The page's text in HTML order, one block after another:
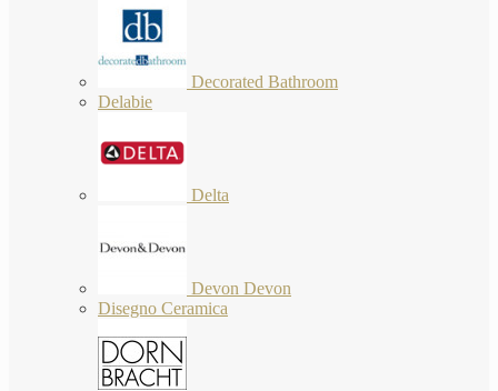
Decorated Bathroom
Delabie
Delta
Devon Devon
Disegno Ceramica